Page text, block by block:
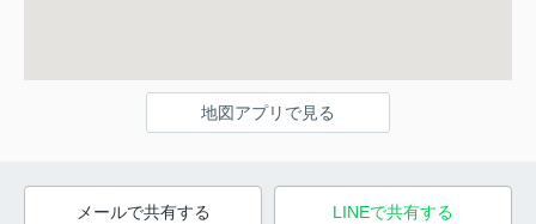
地図アプリで見る
メールで共有する LINEで共有する